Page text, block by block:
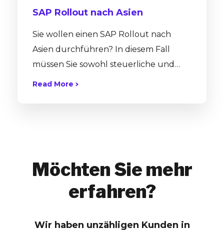
SAP Rollout nach Asien
Sie wollen einen SAP Rollout nach
Asien durchführen? In diesem Fall
müssen Sie sowohl steuerliche und
lokale Vorschriften, als auch kulturelle
Unterschiede, die bei einem SAP-
Rollout nach Asien zu beachten sind?
Welche Faktoren sind bei einem SAP-
Read More
Möchten Sie mehr
erfahren?
Wir haben unzähligen Kunden in